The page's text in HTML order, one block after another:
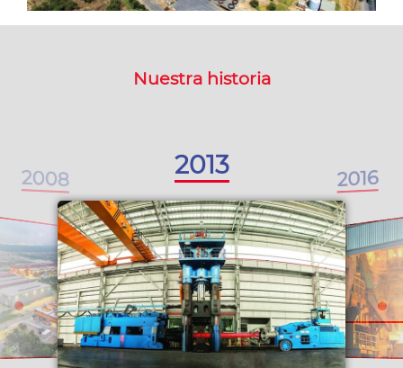
Nuestra historia
2008 2013 2016